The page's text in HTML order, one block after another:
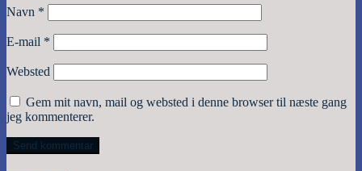
Navn *
E-mail *
Websted
Gem mit navn, mail og websted i denne browser til næste gang
jeg kommenterer.